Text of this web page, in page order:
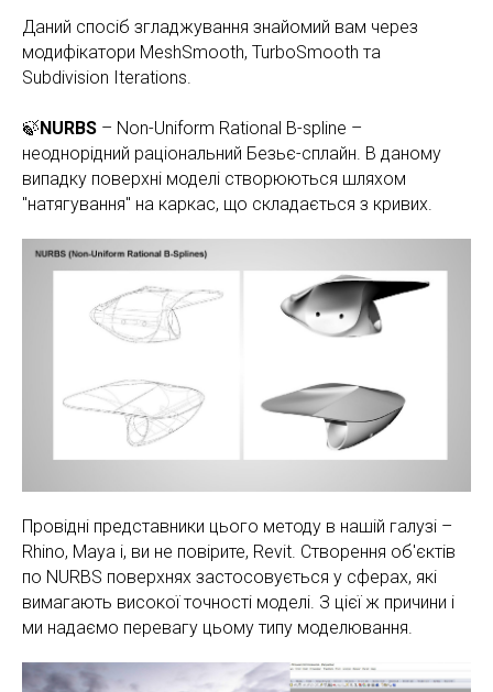
Даний спосіб згладжування знайомий вам через
модифікатори MeshSmooth, TurboSmooth та
Subdivision Iterations.
🍃NURBS – Non-Uniform Rational B-spline –
неоднорідний раціональний Безьє-сплайн. В даному
випадку поверхні моделі створюються шляхом
"натягування" на каркас, що складається з кривих.
Провідні представники цього методу в нашій галузі –
Rhino, Maya і, ви не повірите, Revit. Створення об'єктів
по NURBS поверхнях застосовується у сферах, які
вимагають високої точності моделі. З цієї ж причини і
ми надаємо перевагу цьому типу моделювання.